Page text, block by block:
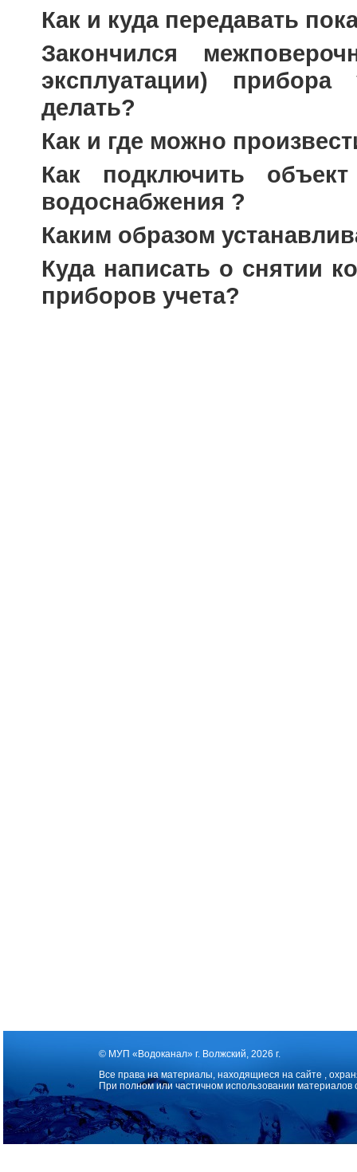
Как и куда передавать
Закончился
эксплуатации)
делать?
Как и где можно
Как подключить
водоснабжения ?
Каким образом
Куда написать о снятии
приборов учета?
© МУП «Водоканал» г. Волжский, 2026 г.
Все права на материалы, находящиеся на сайте ,
При полном или частичном использовании материалов